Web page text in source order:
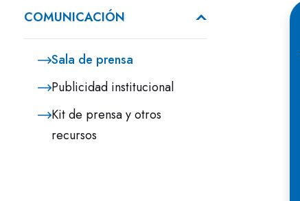
COMUNICACIÓN
Sala de prensa
Publicidad institucional
Kit de prensa y otros
recursos